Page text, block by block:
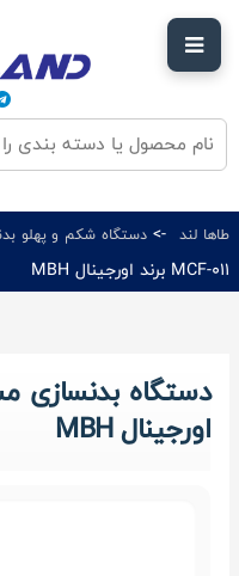
طاها لند->دستگاه شکم و پهلو
MCF-011 برند اورجینال MBH
اورجینال MBH